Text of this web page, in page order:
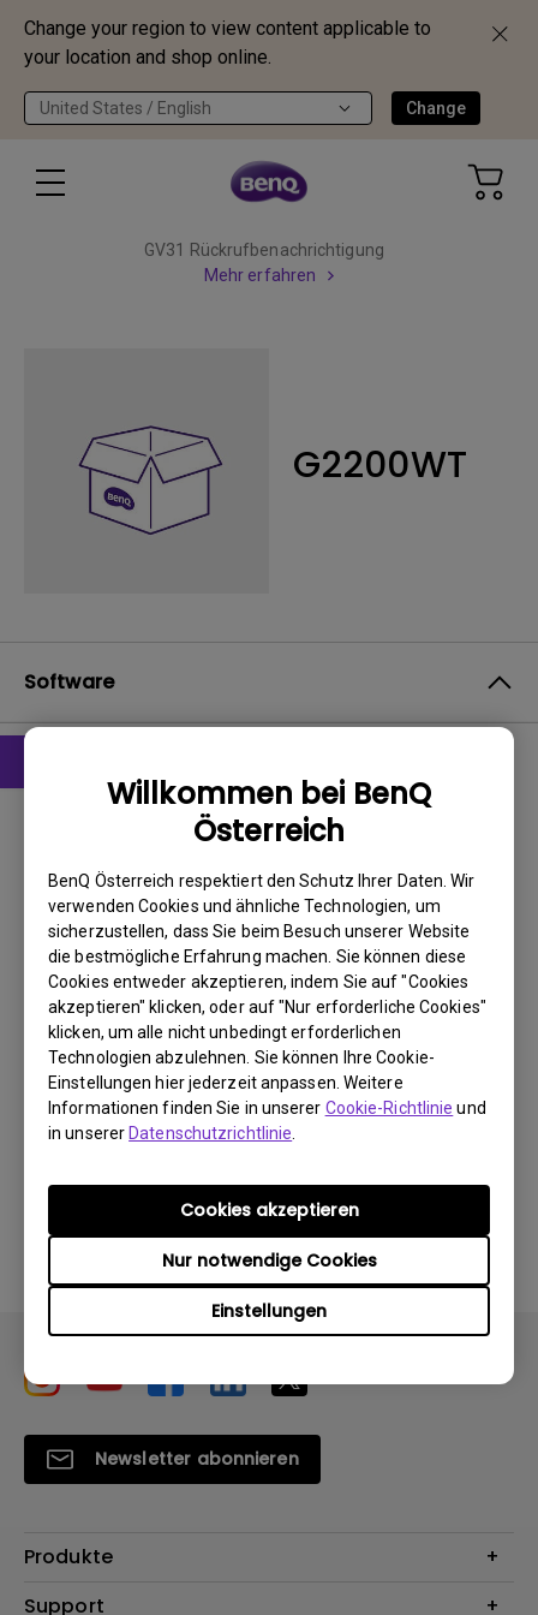
Change your region to view content applicable to
your location and shop online.
United States / English Change
Willkommen bei BenQ
Österreich
BenQ Österreich respektiert den Schutz Ihrer Daten. Wir
verwenden Cookies und ähnliche Technologien, um
sicherzustellen, dass Sie beim Besuch unserer Website
die bestmögliche Erfahrung machen. Sie können diese
Cookies entweder akzeptieren, indem Sie auf "Cookies
akzeptieren" klicken, oder auf "Nur erforderliche Cookies"
klicken, um alle nicht unbedingt erforderlichen
Technologien abzulehnen. Sie können Ihre Cookie-
Einstellungen hier jederzeit anpassen. Weitere
Informationen finden Sie in unserer Cookie-Richtlinie und
in unsererDatenschutzrichtlinie
Einstellungen
Nur notwendige Cookies
Cookies akzeptieren
GV31 Rückrufbenachrichtigung
Mehr erfahren
G2200WT
Software
drivers for Windows Vista
BS:WindowVista|WinXP
OS Version:
Version:
2.0
Update: 2009/04/23
Dateigröße: 213.19 KB
Herunterladen
Durch die Nutzung eines der oben genannten
Softwareprogramme erklären Sie sich mit unseren
Bedingungen derEndbenutzer-Lizenzvereinbarungen
Newsletter abonnieren
Produkte
Beamer
Support